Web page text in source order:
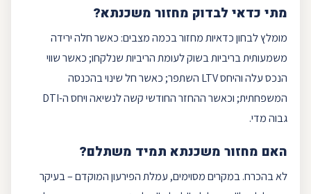
מתי כדאי לבדוק מחזור משכנתא?
מומלץ לבחון כדאיות מחזור בכמה מצבים: כאשר חלה ירידה
משמעותית בריביות בשוק לעומת הריביות שנלקחו; כאשר שווי
הנכס עלה והיחס LTV השתפר; כאשר חל שינוי בהכנסה
המשפחתית; וכאשר ההחזר החודשי קשה לנשיאה ויחס ה-DTI
גבוה מדי.
האם מחזור משכנתא תמיד משתלם?
לא בהכרח. במקרים מסוימים, עמלת הפירעון המוקדם – בעיקר